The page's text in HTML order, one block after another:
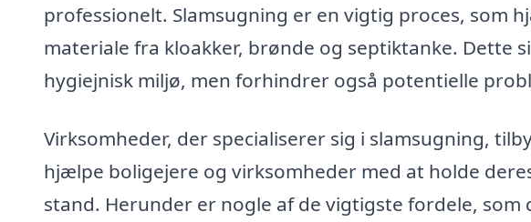
professionelt. Slamsugning er en vigtig proces, som
materiale fra kloakker, brønde og septiktanke. Dette
hygiejnisk miljø, men forhindrer også potentielle
Virksomheder, der specialiserer sig i slamsugning,
hjælpe boligejere og virksomheder med at holde
stand. Herunder er nogle af de vigtigste fordele,